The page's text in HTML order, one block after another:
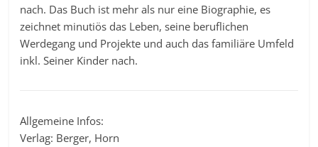
nach. Das Buch ist mehr als nur eine Biographie, es
zeichnet minutiös das Leben, seine beruflichen
Werdegang und Projekte und auch das familiäre Umfeld
inkl. Seiner Kinder nach.
Allgemeine Infos:
Verlag: Berger, Horn